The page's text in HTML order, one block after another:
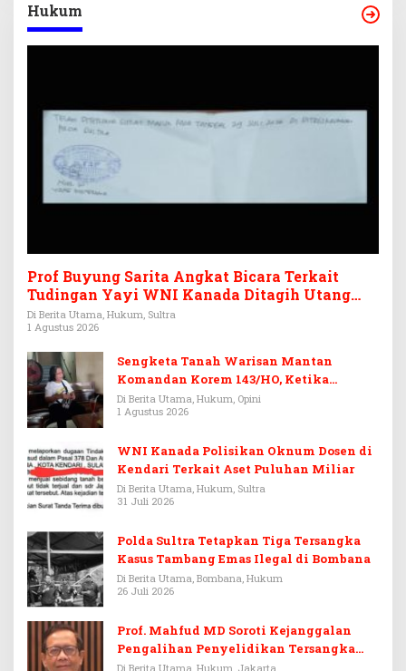
Hukum
Prof Buyung Sarita Angkat Bicara Terkait
Tudingan Yayi WNI Kanada Ditagih Utang
Rp3,6 Miliar
Di Berita Utama, Hukum, Sultra
1 Agustus 2026
Sengketa Tanah Warisan Mantan
Komandan Korem 143/HO, Ketika
Warisan Menjadi Arena Pemerasan
Di Berita Utama, Hukum, Opini
1 Agustus 2026
WNI Kanada Polisikan Oknum Dosen di
Kendari Terkait Aset Puluhan Miliar
Di Berita Utama, Hukum, Sultra
31 Juli 2026
Polda Sultra Tetapkan Tiga Tersangka
Kasus Tambang Emas Ilegal di Bombana
Di Berita Utama, Bombana, Hukum
26 Juli 2026
Prof. Mahfud MD Soroti Kejanggalan
Pengalihan Penyelidikan Tersangka
Febrie Adriansyah
Di Berita Utama, Hukum, Jakarta